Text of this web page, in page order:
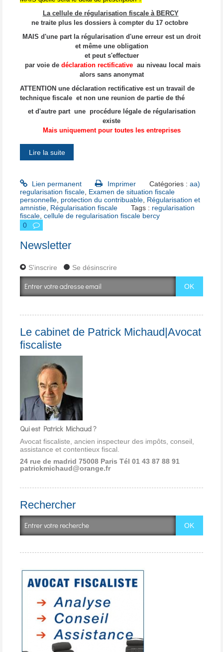
La cellule de régularisation fiscale à BERCY
ne traite plus les dossiersà compter du 17 octobre
MAIS d'une part la régularisation d'une erreur est un droit
et même une obligation
et peut s'effectuer
par voie de déclaration rectificativeau niveau local mais
alors sans anonymat
ATTENTION une déclaration rectificative est un travail de
technique fiscale et non une reunion de partie de thé
et d'autre part une procédure légale de régularisation
existe
Mais uniquement pour toutes les entreprises
Lire la suite
Lien permanent Imprimer Catégories : aa)
regularisation fiscale Examen de situation fiscale
personnelle protection du contribuable Régularisation et
amnistie Régularisation fiscale Tags : regularisation
fiscale cellule de regularisation fiscale bercy
0
Newsletter
S'inscrire Se désinscrire
Le cabinet de Patrick Michaud|Avocat
fiscaliste
Qui est Patrick Michaud ?
Avocat fiscaliste, ancien inspecteur des impôts, conseil,
assistance et contentieux fiscal.
24 rue de madrid 75008 Paris Tél 01 43 87 88 91
patrickmichaud@orange.fr
Rechercher